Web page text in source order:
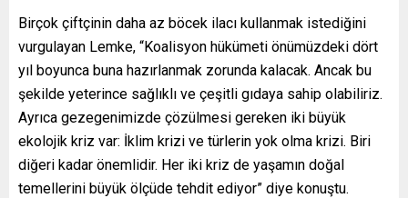
Birçok çiftçinin daha az böcek ilacı kullanmak istediğini
vurgulayan Lemke, “Koalisyon hükümeti önümüzdeki dört
yıl boyunca buna hazırlanmak zorunda kalacak. Ancak bu
şekilde yeterince sağlıklı ve çeşitli gıdaya sahip olabiliriz.
Ayrıca gezegenimizde çözülmesi gereken iki büyük
ekolojik kriz var: İklim krizi ve türlerin yok olma krizi. Biri
diğeri kadar önemlidir. Her iki kriz de yaşamın doğal
temellerini büyük ölçüde tehdit ediyor” diye konuştu.